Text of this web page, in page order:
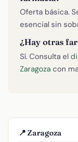
Oferta básica.
esencial sin
¿Hay otras
Sí. Consulta el
Zaragoza con
📍 Zaragoza